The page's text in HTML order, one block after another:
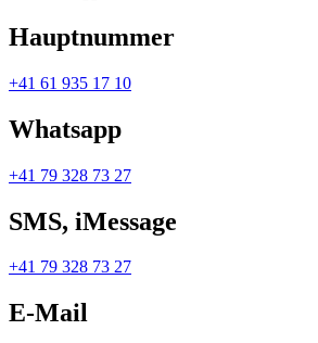
Hauptnummer
+41 61 935 17 10
Whatsapp
+41 79 328 73 27
SMS, iMessage
+41 79 328 73 27
E-Mail